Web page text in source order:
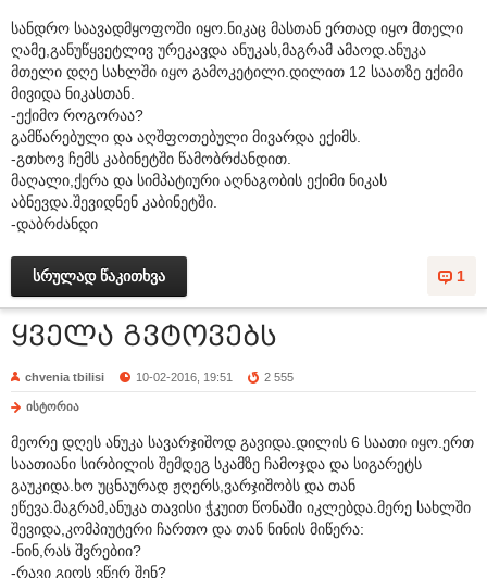
სანდრო საავადმყოფოში იყო.ნიკაც მასთან ერთად იყო მთელი
ღამე,განუწყვეტლივ ურეკავდა ანუკას,მაგრამ ამაოდ.ანუკა
მთელი დღე სახლში იყო გამოკეტილი.დილით 12 საათზე ექიმი
მივიდა ნიკასთან.
-ექიმო როგორაა?
გამწარებული და აღშფოთებული მივარდა ექიმს.
-გთხოვ ჩემს კაბინეტში წამობრძანდით.
მაღალი,ქერა და სიმპატიური აღნაგობის ექიმი ნიკას
აბნევდა.შევიდნენ კაბინეტში.
-დაბრძანდი
1
სრულად წაკითხვა
ყველა გვტოვებს
chvenia tbilisi 10-02-2016, 19:51 2 555
ისტორია
მეორე დღეს ანუკა სავარჯიშოდ გავიდა.დილის 6 საათი იყო.ერთ
საათიანი სირბილის შემდეგ სკამზე ჩამოჯდა და სიგარეტს
გაუკიდა.ხო უცნაურად ჟღერს,ვარჯიშობს და თან
ეწევა.მაგრამ,ანუკა თავისი ჭკუით წონაში იკლებდა.მერე სახლში
შევიდა,კომპიუტერი ჩართო და თან ნინის მიწერა:
-ნინ,რას შვრებიი?
-რავი გიოს ვწერ შენ?